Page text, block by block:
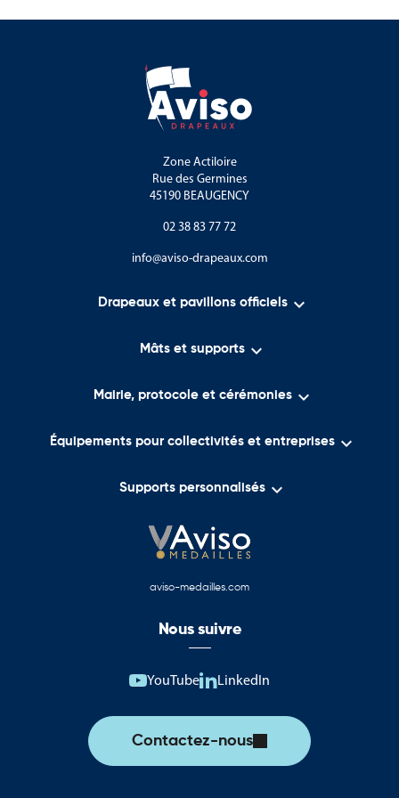
Zone Actiloire
Rue des Germines
45190 BEAUGENCY
02 38 83 77 72
info@aviso-drapeaux.com
Drapeaux et pavillons officiels 
Mâts et supports 
Mairie, protocole et cérémonies 
Équipements pour collectivités et entreprises 
Supports personnalisés 
aviso-medailles.com
Nous suivre
YouTube LinkedIn
Contactez-nous